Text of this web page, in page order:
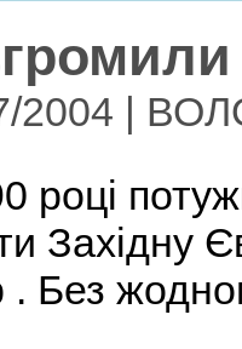
2004 |
році
Західну
. Без